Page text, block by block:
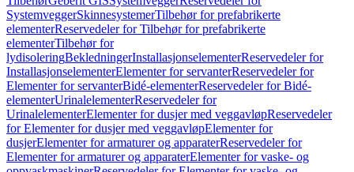
SystemveggerSkinnesystemerTilbehør for prefabrikerte
elementerReservedeler for Tilbehør for prefabrikerte
elementerTilbehør for
lydisoleringBekledningerInstallasjonselementerReservedeler for
InstallasjonselementerElementer for servanterReservedeler for
Elementer for servanterBidé-elementerReservedeler for Bidé-
elementerUrinalelementerReservedeler for
UrinalelementerElementer for dusjer med veggavløpReservedeler
for Elementer for dusjer med veggavløpElementer for
dusjerElementer for armaturer og apparaterReservedeler for
Elementer for armaturer og apparaterElementer for vaske- og